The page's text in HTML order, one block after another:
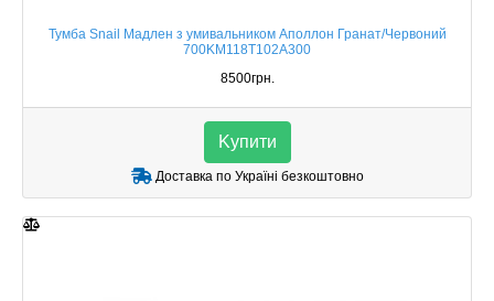
Тумба Snail Мадлен з умивальником Аполлон Гранат/Червоний
700KM118T102A300
8500грн.
Kупити
Доставка по Україні безкоштовно